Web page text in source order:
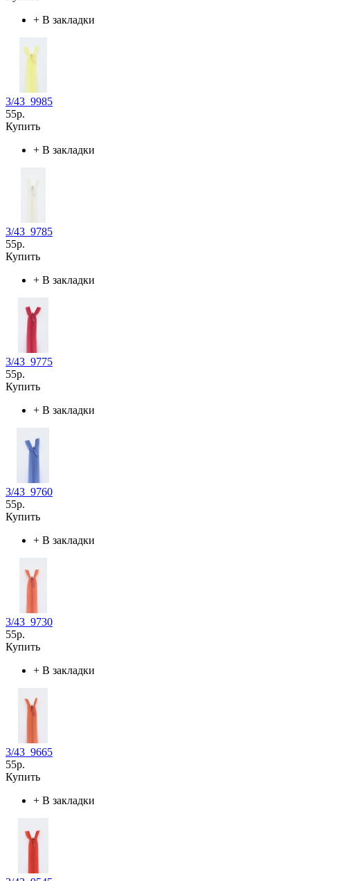
+ В закладки
3/43_9985
55р.
Купить
+ В закладки
3/43_9785
55р.
Купить
+ В закладки
3/43_9775
55р.
Купить
+ В закладки
3/43_9760
55р.
Купить
+ В закладки
3/43_9730
55р.
Купить
+ В закладки
3/43_9665
55р.
Купить
+ В закладки